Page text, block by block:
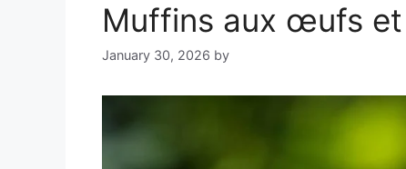
Muffins aux œufs et
January 30, 2026 by